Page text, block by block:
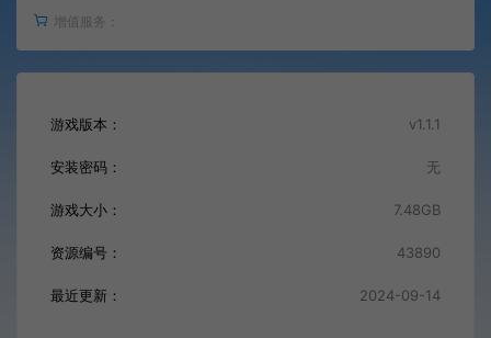
增值服务：
游戏版本： v1.1.1
安装密码： 无
游戏大小： 7.48GB
资源编号： 43890
最近更新： 2024-09-14